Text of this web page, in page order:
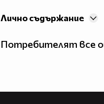
Лично съдържание
Потребителят все